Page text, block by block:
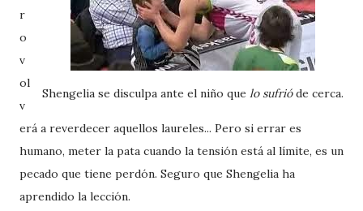
Shengelia se disculpa ante el niño que lo sufrióde cerca.
r
o
v
ol
v
erá a reverdecer aquellos laureles... Pero si errar es
humano, meter la pata cuando la tensión está al límite, es un
pecado que tiene perdón. Seguro que Shengelia ha
aprendido la lección.